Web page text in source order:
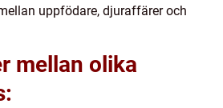
uppfödare, djuraffärer och
mellan olika